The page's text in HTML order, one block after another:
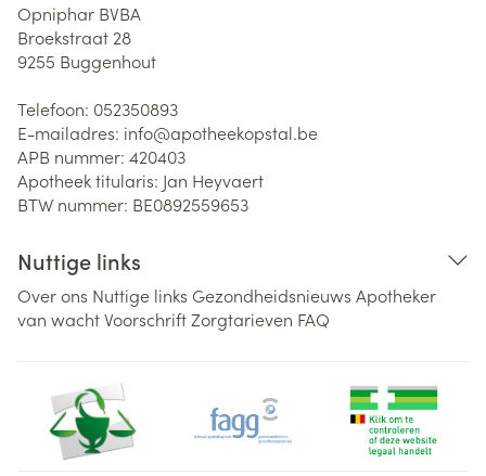
Opniphar BVBA
Broekstraat 28
9255 Buggenhout
Telefoon: 052350893
E-mailadres: info@apotheekopstal.be
APB nummer: 420403
Apotheek titularis: Jan Heyvaert
BTW nummer: BE0892559653
Nuttige links
Over ons Nuttige links Gezondheidsnieuws Apotheker
van wachtVoorschriftZorgtarieven FAQ